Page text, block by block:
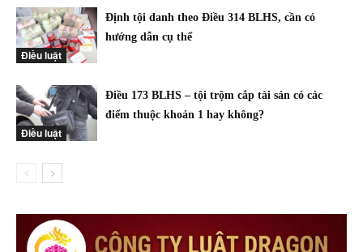
Điều luật
Định tội danh theo Điều 314 BLHS, cần có
hướng dẫn cụ thể
Điều luật
Điều 173 BLHS – tội trộm cắp tài sản có các
điểm thuộc khoản 1 hay không?